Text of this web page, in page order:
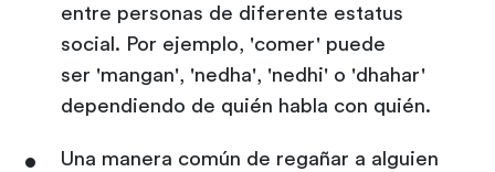
entre personas de diferente estatus
social. Por ejemplo, 'comer' puede
ser 'mangan', 'nedha', 'nedhi' o 'dhahar'
dependiendo de quién habla con quién.
Una manera común de regañar a alguien